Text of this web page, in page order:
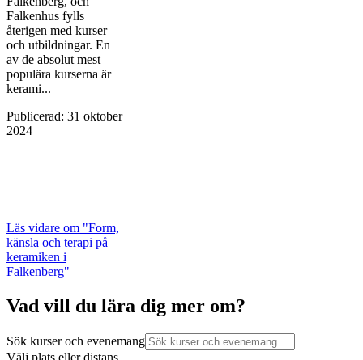
Falkenhus fylls
återigen med kurser
och utbildningar. En
av de absolut mest
populära kurserna är
kerami...
Publicerad: 31 oktober
2024
Läs vidare om "Form,
känsla och terapi på
keramiken i
Falkenberg"
Vad vill du lära dig mer om?
Sök kurser och evenemang
Välj plats eller distans